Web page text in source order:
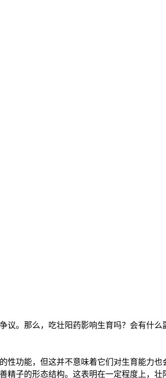
。那么，吃壮阳药影响生育吗？会有什么
功能，但这并不意味着它们对生育能力也
子的形态结构。这表明在一定程度上，壮